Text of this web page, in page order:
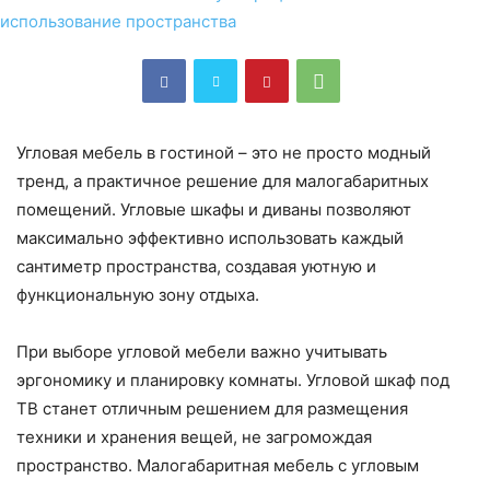
Угловая мебель в гостиной – это не просто модный
тренд, а практичное решение для малогабаритных
помещений. Угловые шкафы и диваны позволяют
максимально эффективно использовать каждый
сантиметр пространства, создавая уютную и
функциональную зону отдыха.
При выборе угловой мебели важно учитывать
эргономику и планировку комнаты. Угловой шкаф под
ТВ станет отличным решением для размещения
техники и хранения вещей, не загромождая
пространство. Малогабаритная мебель с угловым